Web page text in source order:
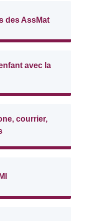
des AssMat
avec la
courrier,